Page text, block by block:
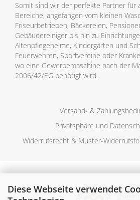
Diese Webseite verwendet
Somit sind wir der perfekte Partner für
Bereiche, angefangen vom kleinen
Friseurbetrieben, Bäckereien,
Gebäudereiniger bis hin zu
Altenpflegeheime, Kindergärten und
Feuerwehren, Sportvereine oder
wo eine Gewerbemaschine nach der
2006/42/EG benötigt wird.
Versand- &
Privatsphäre und
Widerrufsrecht & Muster-